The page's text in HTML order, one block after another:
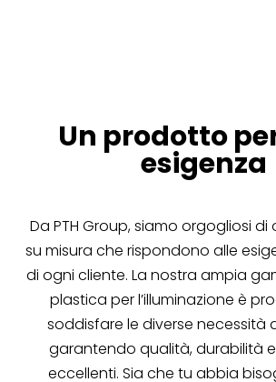
Un prodotto
esigenza
Da PTH Group, siamo orgogliosi di
su misura che rispondono alle
di ogni cliente. La nostra ampia
plastica per l’illuminazione è
soddisfare le diverse necessità
garantendo qualità, durabilità
eccellenti. Sia che tu abbia